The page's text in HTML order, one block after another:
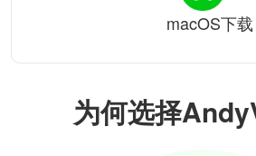
为何选择
macOS下载